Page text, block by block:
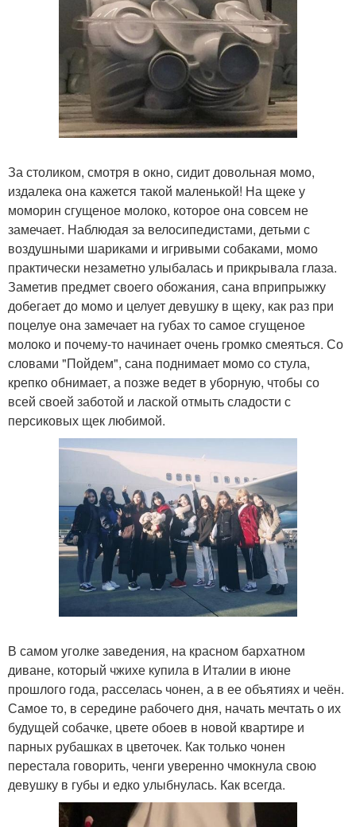
За столиком, смотря в окно, сидит довольная момо,
издалека она кажется такой маленькой! На щеке у
моморин сгущеное молоко, которое она совсем не
замечает. Наблюдая за велосипедистами, детьми с
воздушными шариками и игривыми собаками, момо
практически незаметно улыбалась и прикрывала глаза.
Заметив предмет своего обожания, сана вприпрыжку
добегает до момо и целует девушку в щеку, как раз при
поцелуе она замечает на губах то самое сгущеное
молоко и почему-то начинает очень громко смеяться. Со
словами "Пойдем", сана поднимает момо со стула,
крепко обнимает, а позже ведет в уборную, чтобы со
всей своей заботой и лаской отмыть сладости с
персиковых щек любимой.
В самом уголке заведения, на красном бархатном
диване, который чжихе купила в Италии в июне
прошлого года, расселась чонен, а в ее объятиях и чеён.
Самое то, в середине рабочего дня, начать мечтать о их
будущей собачке, цвете обоев в новой квартире и
парных рубашках в цветочек. Как только чонен
перестала говорить, ченги уверенно чмокнула свою
девушку в губы и едко улыбнулась. Как всегда.